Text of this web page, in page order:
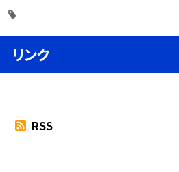
リンク
RSS